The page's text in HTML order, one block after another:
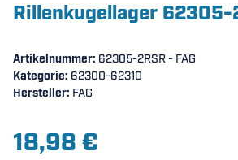
Rillenkugellager 62305-
Artikelnummer: 62305-2RSR - FAG
Kategorie: 62300-62310
Hersteller: FAG
18,98 €